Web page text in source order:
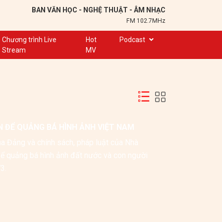
BAN VĂN HỌC - NGHỆ THUẬT - ÂM NHẠC
FM 102.7MHz
Chương trình Live
Stream
Hot
MV
Podcast
Trạm 102,7
Chuyện để kể
Nơi lưu giữ hồn Việt
Đôi bạn văn chương
ĐỂ QUẢNG BÁ HÌNH ẢNH VIỆT NAM
Đảng và chính sách, pháp luật của Nhà
quảng bá hình ảnh đất nước và con người